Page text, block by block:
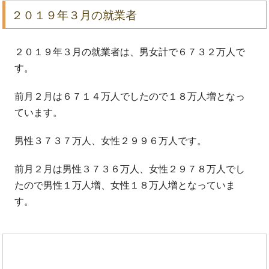
２０１９年３月の就業者
２０１９年３月の就業者は、男女計で６７３２万人で
す。
前月２月は６７１４万人でしたので１８万人増となっ
ています。
男性３７３７万人、女性２９９６万人です。
前月２月は男性３７３６万人、女性２９７８万人でし
たので男性１万人増、女性１８万人増となっていま
す。